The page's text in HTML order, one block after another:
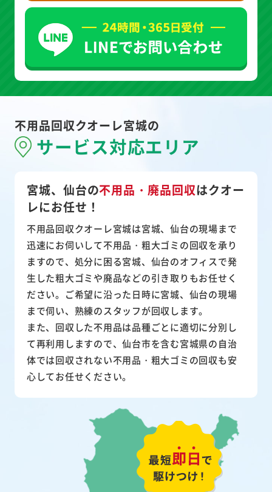
不用品回収クオーレ宮城の
サービス対応エリア
宮城、仙台の不用品・廃品回収はクオー
レにお任せ！
不用品回収クオーレ宮城は宮城、仙台の現場まで
迅速にお伺いして不用品・粗大ゴミの回収を承り
ますので、処分に困る宮城、仙台のオフィスで発
生した粗大ゴミや廃品などの引き取りもお任せく
ださい。ご希望に沿った日時に宮城、仙台の現場
まで伺い、熟練のスタッフが回収します。
また、 回収した不用品は品種ごとに適切に分別し
て再利用 しますので、仙台市を含む宮城県の自治
体では回収されない不用品・粗大ゴミの回収も安
心してお任せください。